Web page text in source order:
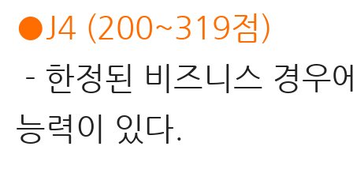
●J4 (200~319점)
- 한정된 비즈니스 경우
능력이 있다.